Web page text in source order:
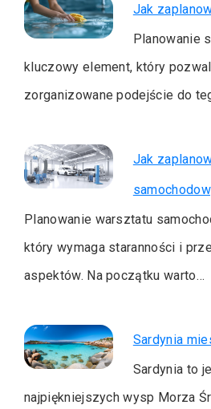
Jak
Planowanie
kluczowy element, który
zorganizowane podejście do
Jak
Planowanie warsztatu
który wymaga staranności i
aspektów. Na początku warto…
Sardynia
Sardynia to
najpiękniejszych wysp Morza